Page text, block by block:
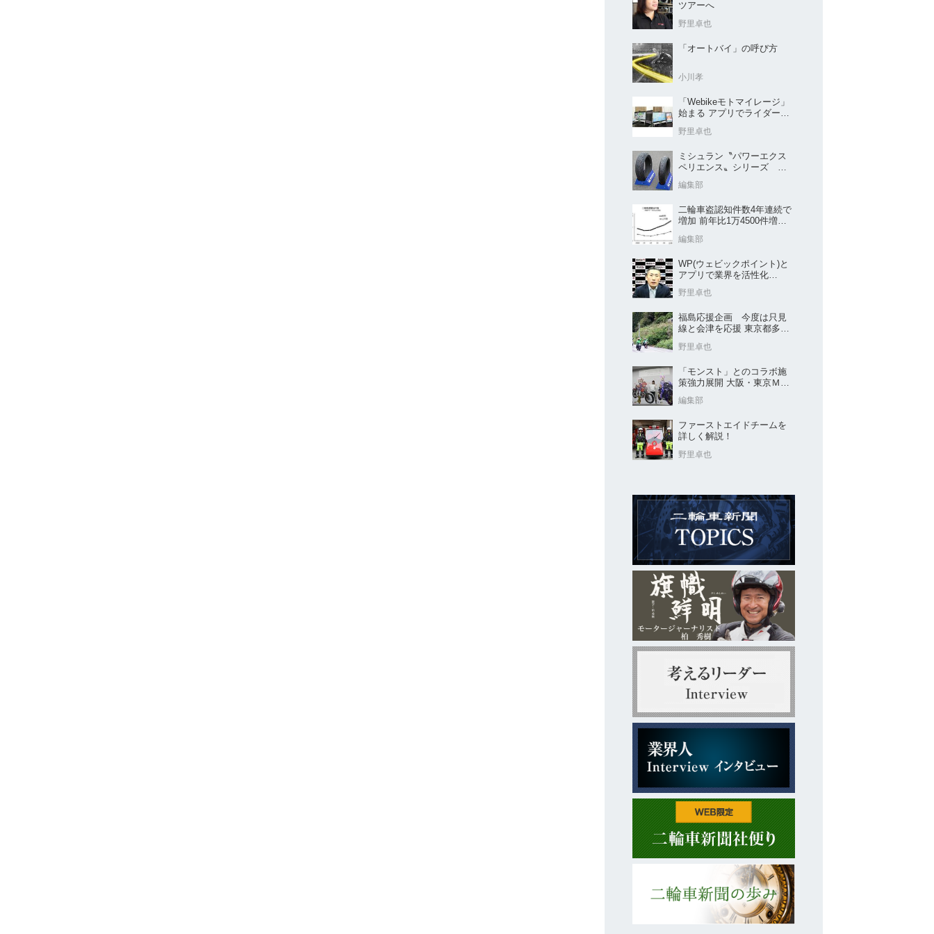
ツアーへ
野里卓也
「オートバイ」の呼び方
小川孝
「Webikeモトマイレージ」
始まる アプリでライダーと
野里卓也
ミシュラン〝パワーエクス
ペリエンス〟シリーズ
売
編集部
二輪車盗認知件数4年連続で
増加 前年比1万4500件増／
編集部
WP(ウェビックポイント)と
アプリで業界を活性化
野里卓也
福島応援企画 今度は只見
線と会津を応援 東京都多摩
野里卓也
「モンスト」とのコラボ施
策強力展開 大阪・東京ＭＣ
編集部
ファーストエイドチームを
詳しく解説！
野里卓也